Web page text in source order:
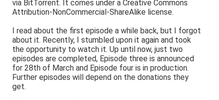
via BitTorrent. It comes under a Creative Commons
Attribution-NonCommercial-ShareAlike license.
I read about the first episode a while back, but I forgot
about it. Recently, I stumbled upon it again and took
the opportunity to watch it. Up until now, just two
episodes are completed, Episode three is announced
for 28th of March and Episode four is in production.
Further episodes will depend on the donations they
get.